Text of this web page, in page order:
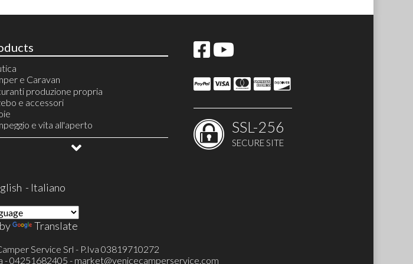
e Caravan
Acqua
e accessori
Europa
Italia
e accessori
gas
portatili e accessori
a cassetta Thetford (FRESH-UP SET)
letto e accessori
e accessori
specchietti esterni
ed accessori
produzione propria
e accessori
e vita all'aperto
veicoli
SSL-256
SECURE SITE
- Italiano
Translate
Service Srl - P.Iva 03819710272
- 04251682405 - market@venicecamperservice.com